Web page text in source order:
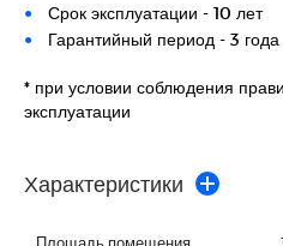
Срок эксплуатации - 10 лет
Гарантийный период - 3 года
* при условии соблюдения
эксплуатации
Характеристики
Площадь помещения